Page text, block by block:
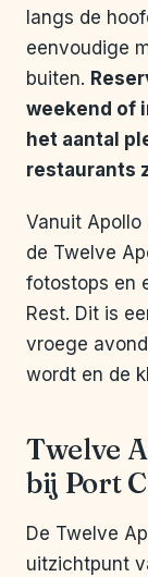
langs de
eenvoudige
buiten.
weekend of
het aantal
restaurants
Vanuit Apollo
de Twelve
fotostops en
Rest. Dit is
vroege
wordt en de
Twelve
bij Port
De Twelve
uitzichtpunt